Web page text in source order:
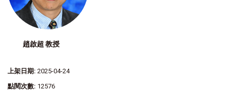
趙啟超 教授
上架日期: 2025-04-24
點閱次數: 12576